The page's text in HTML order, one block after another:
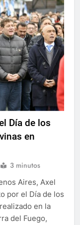
Día de los
en
3 minutos
Aires, Axel
por el Día de los
en la
del Fuego,